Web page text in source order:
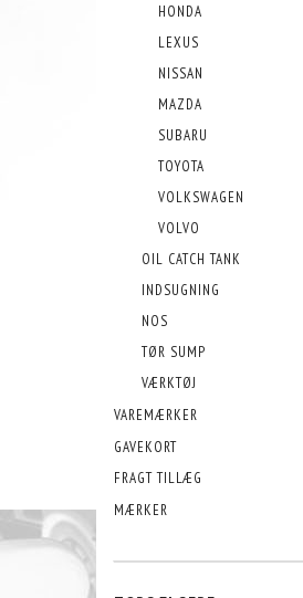
HONDA
LEXUS
NISSAN
MAZDA
SUBARU
TOYOTA
VOLKSWAGEN
VOLVO
OIL CATCH TANK
INDSUGNING
NOS
TØR SUMP
VÆRKTØJ
VAREMÆRKER
GAVEKORT
FRAGT TILLÆG
MÆRKER